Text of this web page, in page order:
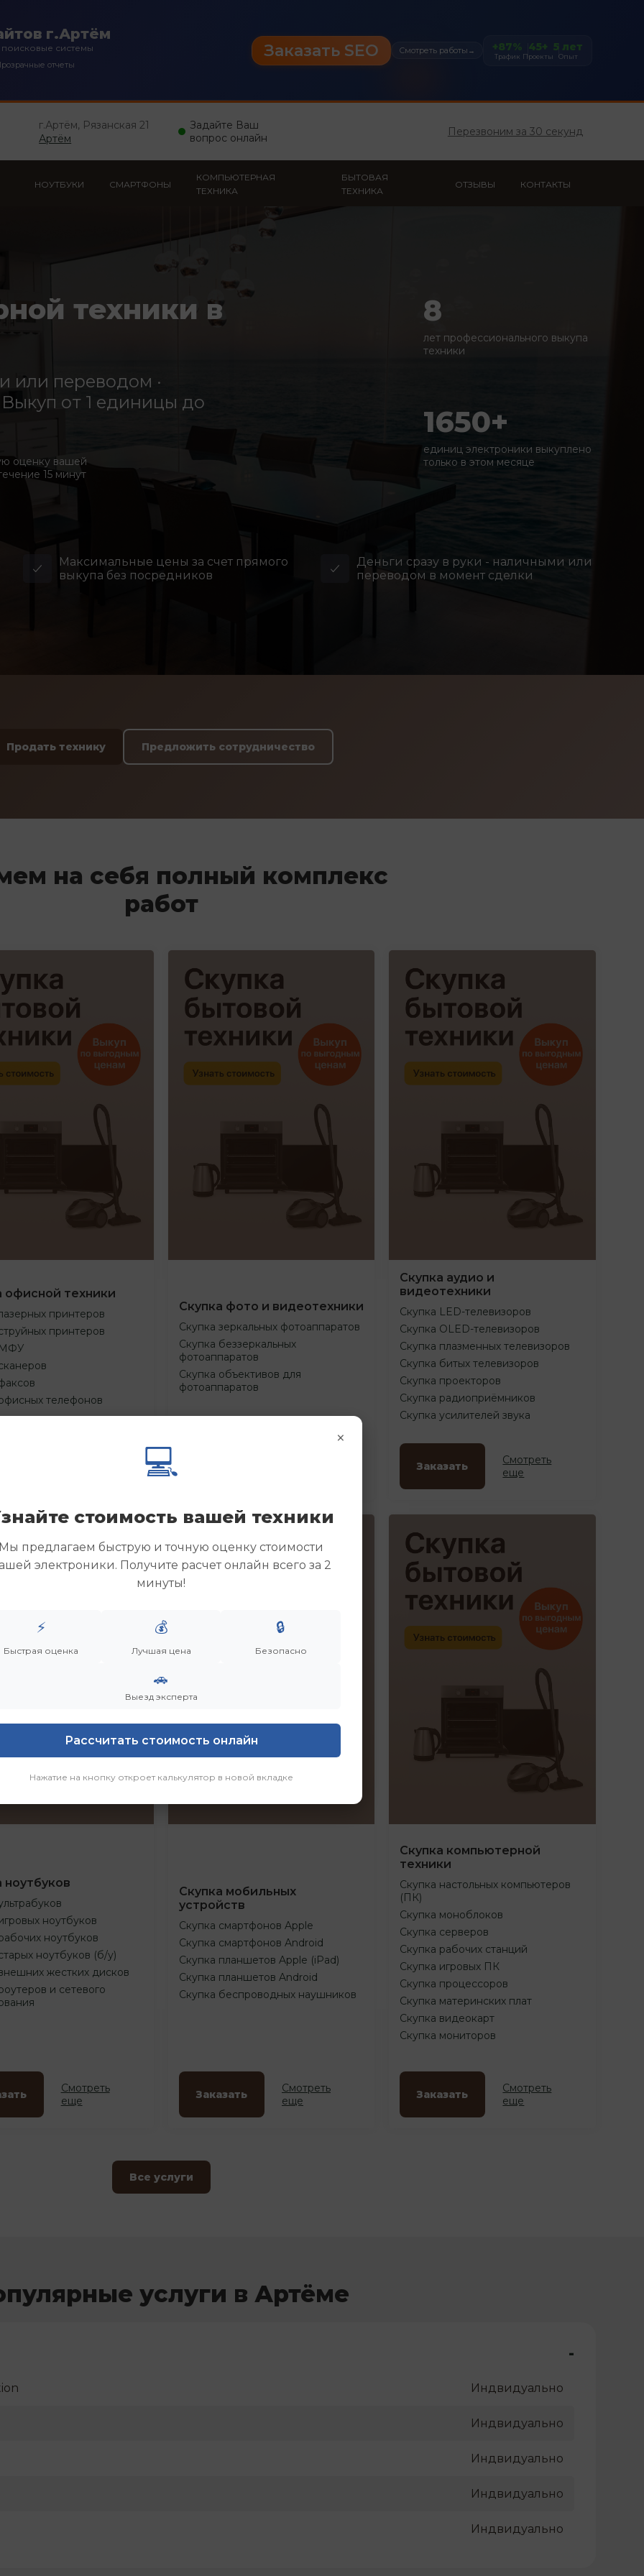
г.Артём
системы
отчеты
Заказать SEO Смотреть работы → +87%
Трафик
45+
Проекты
5 лет
Опыт
г.Артём, Рязанская 21
Артём
Задайте Ваш
вопрос онлайн
Перезвоним за 30 секунд
НОУТБУКИ СМАРТФОНЫ
КОМПЬЮТЕРНАЯ
ТЕХНИКА
БЫТОВАЯ
ТЕХНИКА
ОТЗЫВЫ КОНТАКТЫ
техники в
или переводом ·
от 1 единицы до
оценку вашей
15 минут
8
лет профессионального выкупа
техники
1650+
единиц электроники выкуплено
только в этом месяце
Максимальные цены за счет прямого
выкупа без посредников
Деньги сразу в руки - наличными или
переводом в момент сделки
Продать технику Предложить сотрудничество
на себя полный комплекс
работ
офисной техники
принтеров
принтеров
МФУ
телефонов
Скупка фото и видеотехники
Скупка зеркальных фотоаппаратов
Скупка беззеркальных
фотоаппаратов
Скупка объективов для
фотоаппаратов
Скупка аудио и
видеотехники
Скупка LED-телевизоров
Скупка OLED-телевизоров
Скупка плазменных телевизоров
Скупка битых телевизоров
Скупка проекторов
Скупка радиоприёмников
Скупка усилителей звука
Заказать
Смотреть
еще
ноутбуков
ноутбуков
ноутбуков
ноутбуков (б/у)
жестких дисков
и сетевого
Смотреть
еще
Скупка мобильных
устройств
Скупка смартфонов Apple
Скупка смартфонов Android
Скупка планшетов Apple (iPad)
Скупка планшетов Android
Скупка беспроводных наушников
Заказать
Смотреть
еще
Скупка компьютерной
техники
Скупка настольных компьютеров
(ПК)
Скупка моноблоков
Скупка серверов
Скупка рабочих станций
Скупка игровых ПК
Скупка процессоров
Скупка материнских плат
Скупка видеокарт
Скупка мониторов
Заказать
Смотреть
еще
Все услуги
услуги в Артёме
-
Индвидуально
Индвидуально
Индвидуально
Индвидуально
Индвидуально
×
💻
стоимость вашей техники
предлагаем быструю и точную оценку стоимости
электроники. Получите расчет онлайн всего за 2
минуты!
⚡
Быстрая оценка
💰
Лучшая цена
🔒
Безопасно
🚗
Выезд эксперта
Рассчитать стоимость онлайн
Нажатие на кнопку откроет калькулятор в новой вкладке